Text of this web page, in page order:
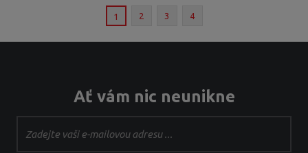
1 2 3 4
Ať vám nic neunikne